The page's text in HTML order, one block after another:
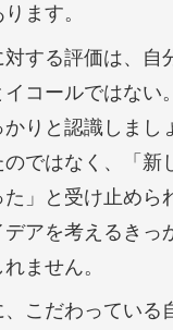
ます。
する評価は、自
イコールではない
かりと認識しまし
のではなく、「新
」と受け止めら
デアを考えるきっ
ません。
こだわっている